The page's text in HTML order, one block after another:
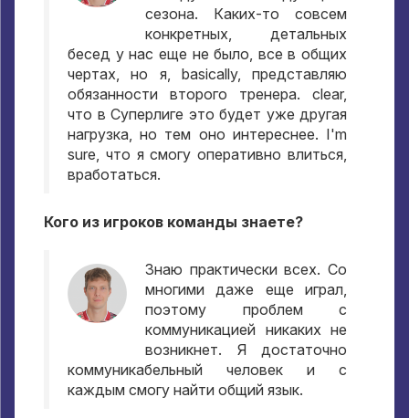
сезона. Каких-то совсем
конкретных, детальных
бесед у нас еще не было, все в общих
чертах,но я, basically, представляю
обязанности второго тренера. clear,
что в Суперлиге это будет уже другая
нагрузка,но тем оно интереснее. I'm
sure, что я смогу оперативно влиться,
вработаться.
Кого из игроков команды знаете?
Знаю практически всех.Со
многими даже еще играл,
поэтому проблем с
коммуникацией никаких не
возникнет. Я достаточно
коммуникабельный человек и с
каждым смогу найти общий язык.